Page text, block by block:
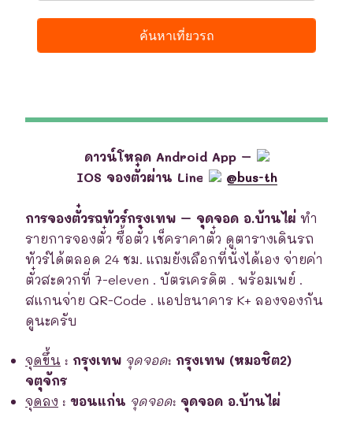
ดาวน์โหลด Android App –
IOS จองตั๋วผ่าน Line
@bus-th
การจองตั๋วรถทัวร์กรุงเทพ – จุดจอด อ.บ้านไผ่ ทำ
รายการจองตั๋ว ซื้อตั๋ว เช็คราคาตั๋ว ดูตารางเดินรถ
ทัวร์ได้ตลอด 24 ชม. แถมยังเลือกที่นั่งได้เอง จ่ายค่า
ตั๋วสะดวกที่ 7-eleven . บัตรเครดิต . พร้อมเพย์ .
สแกนจ่าย QR-Code . แอปธนาคาร K+ ลองจองกัน
ดูนะครับ
จุดขึ้น : กรุงเทพ จุดจอด: กรุงเทพ (หมอชิต2)
จตุจักร
จุดลง : ขอนแก่น จุดจอด: จุดจอด อ.บ้านไผ่